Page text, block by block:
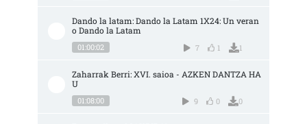
Dando la latam: Dando la Latam 1X24: Un veran
o Dando la Latam
01:00:02 7 1 1
Zaharrak Berri: XVI. saioa - AZKEN DANTZA HA
U
01:08:00 9 0 0